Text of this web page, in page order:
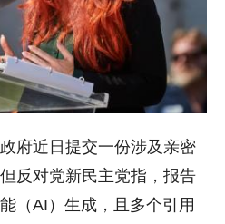
府近日提交一份涉及亲密
反对党新民主党指，报告
（AI）生成，且多个引用